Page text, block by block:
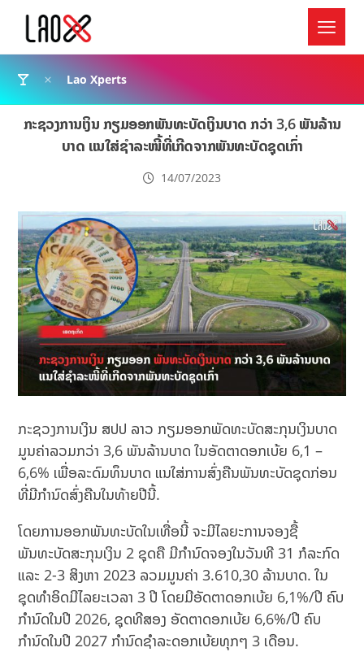
Lao Xperts
ກະຊວງການເງິນ ກຽມອອກພັນທະບັດເງິນບາດ ກວ່າ 3,6 ພັນລ້ານ
ບາດ ແນໃສ່ຊຳລະໜີ້ທີ່ເກີດຈາກພັນທະບັດຊຸດເກົ່າ
14/07/2023
ກະຊວງການເງິນ ສປປ ລາວ ກຽມອອກພັດທະບັດສະກຸນເງິນບາດ
ມູນຄ່າລວມກວ່າ 3,6 ພັນລ້ານບາດ ໃນອັດຕາດອກເບ້ຍ 6,1 –
6,6% ເພື່ອລະດົມທຶນບາດ ແນໃສ່ການສົ່ງຄືນພັນທະບັດຊຸດກ່ອນ
ທີ່ມີກຳນົດສົ່ງຄືນໃນທ້າຍປີນີ້.
ໂດຍການອອກພັນທະບັດໃນເທື່ອນີ້ ຈະມີໄລຍະການຈອງຊື້
ພັນທະບັດສະກຸນເງິນ 2 ຊຸດຄື ມີກຳນົດຈອງໃນວັນທີ 31 ກໍລະກົດ
ແລະ 2-3 ສິງຫາ 2023 ລວມມູນຄ່າ 3.610,30 ລ້ານບາດ. ໃນ
ຊຸດທຳອິດມີໄລຍະເວລາ 3 ປີ ໂດຍມີອັດຕາດອກເບ້ຍ 6,1%/ປີ ຄົບ
ກຳນົດໃນປີ 2026, ຊຸດທີສອງ ອັດຕາດອກເບ້ຍ 6,6%/ປີ ຄົບ
ກຳນົດໃນປີ 2027 ກຳນົດຊຳລະດອກເບ້ຍທຸກໆ 3 ເດືອນ.